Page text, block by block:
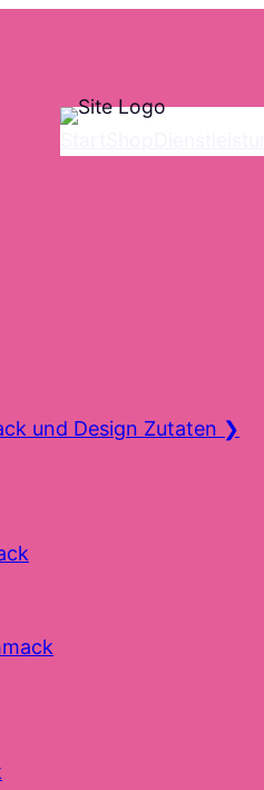
und Design Zutaten ❯